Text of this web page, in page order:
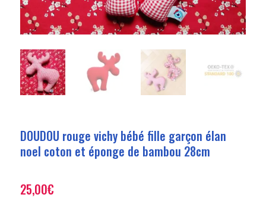
DOUDOU rouge vichy bébé fille garçon élan
noel coton et éponge de bambou 28cm
25,00€